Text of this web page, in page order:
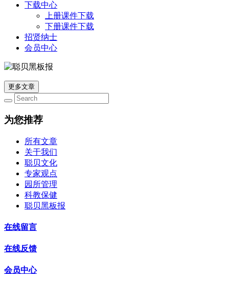
下载中心
上册课件下载
下册课件下载
招贤纳士
会员中心
更多文章
为您推荐
所有文章
关于我们
聪贝文化
专家观点
园所管理
科教保健
聪贝黑板报
在线留言
在线反馈
会员中心